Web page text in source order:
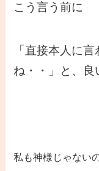
こう言う前に
「直接本人に
ね・・」と、良
私も神様じゃない